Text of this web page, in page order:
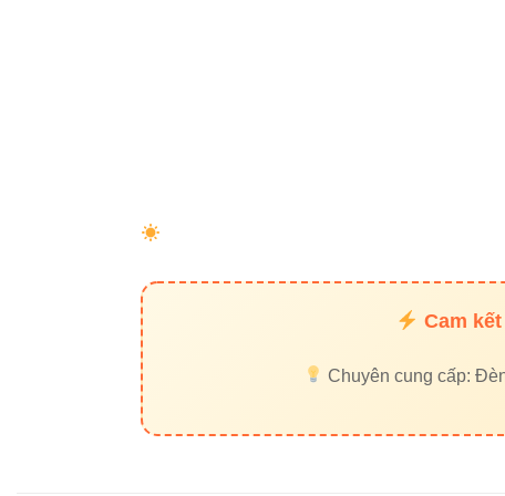
Cam
Chuyên cung cấp: